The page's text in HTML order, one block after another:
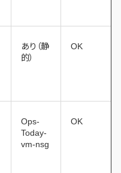
あり（静
的）
OK
Ops-
Today-
vm-nsg
OK